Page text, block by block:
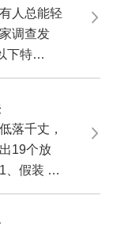
人总能轻
调查发
下特
落千丈，
19个放
、假装 你